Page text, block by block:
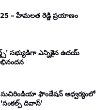
– హేమలత రెడ్డి ప్రయాణం
సభ్యుడిగా ఎన్నికైన ఉదయ్
సుచిరిండియా ఫౌండేషన్ ఆధ్వర్యంలో
దివాస్’